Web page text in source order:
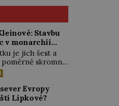
Stavbu
v monarchii
je jich šest a
skromně,
zahrad, rybníků a
si ale
i na stavbu
Během 40 let
Evropy
Lipkové?